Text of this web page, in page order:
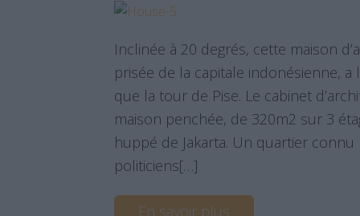
Inclinée à 20 degrés, cette maison
prisée de la capitale indonésienne,
que la tour de Pise. Le cabinet
maison penchée, de 320m2 sur 3
huppé de Jakarta. Un quartier
politiciens[…]
En savoir plus